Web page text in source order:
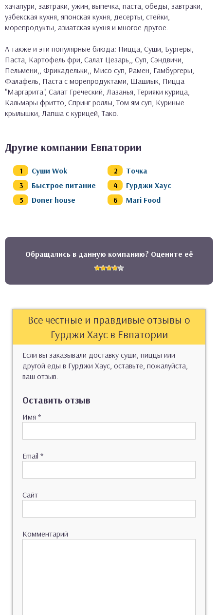
хачапури, завтраки, ужин, выпечка, паста, обеды, завтраки,
узбекская кухня, японская кухня, десерты, стейки,
морепродукты, азиатская кухня и многое другое.
А также и эти популярные блюда: Пицца, Суши, Бургеры,
Паста, Картофель фри, Салат Цезарь,, Суп, Сэндвичи,
Пельмени,, Фрикадельки,, Мисо суп, Рамен, Гамбургеры,
Фалафель, Паста с морепродуктами, Шашлык, Пицца
"Маргарита", Салат Греческий, Лазанья, Терияки курица,
Кальмары фритто, Спринг роллы, Том ям суп, Куриные
крылышки, Лапша с курицей, Тако.
Другие компании Евпатории
Суши Wok
Точка
Быстрое питание
Гурджи Хаус
Doner house
Mari Food
Обращались в данную компанию? Оцените её
Все честные и правдивые отзывы о
Гурджи Хаус в Евпатории
Если вы заказывали доставку суши, пиццы или
другой еды в Гурджи Хаус, оставьте, пожалуйста,
ваш отзыв.
Оставить отзыв
Имя *
Email *
Сайт
Комментарий